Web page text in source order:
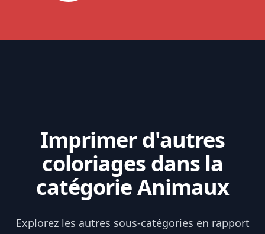
Imprimer d'autres
coloriages dans la
catégorie Animaux
Explorez les autres sous-catégories en rapport